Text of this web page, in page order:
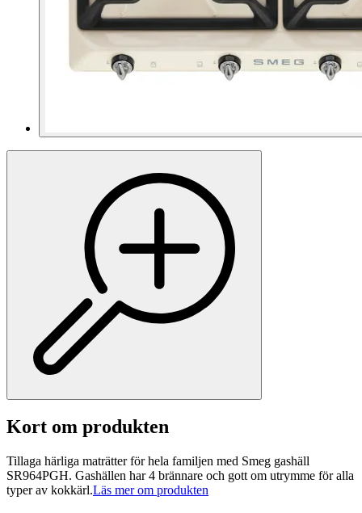
Kort om produkten
Tillaga härliga maträtter för hela familjen med Smeg gashäll
SR964PGH. Gashällen har 4 brännare och gott om utrymme för alla
typer av kokkärl.Läs mer om produkten